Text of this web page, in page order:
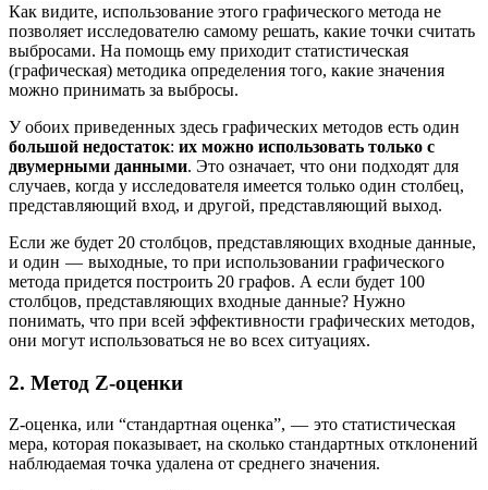
Как видите, использование этого графического метода не
позволяет исследователю самому решать, какие точки считать
выбросами. На помощь ему приходит статистическая
(графическая) методика определения того, какие значения
можно принимать за выбросы.
У обоих приведенных здесь графических методов есть один
большой недостаток: их можно использовать только с
двумерными данными. Это означает, что они подходят для
случаев, когда у исследователя имеется только один столбец,
представляющий вход, и другой, представляющий выход.
Если же будет 20 столбцов, представляющих входные данные,
и один — выходные, то при использовании графического
метода придется построить 20 графов. А если будет 100
столбцов, представляющих входные данные? Нужно
понимать, что при всей эффективности графических методов,
они могут использоваться не во всех ситуациях.
2. Метод Z-оценки
Z-оценка, или “стандартная оценка”, — это статистическая
мера, которая показывает, на сколько стандартных отклонений
наблюдаемая точка удалена от среднего значения.